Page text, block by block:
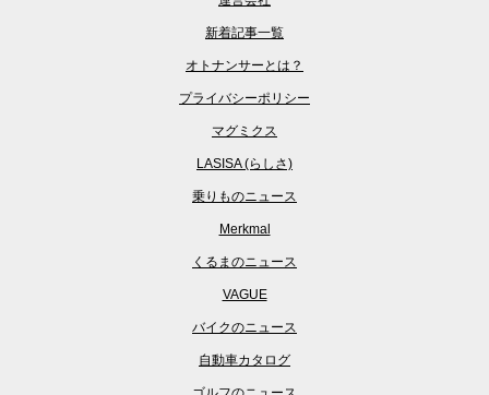
新着記事一覧
オトナンサーとは？
プライバシーポリシー
マグミクス
LASISA (らしさ)
乗りものニュース
Merkmal
くるまのニュース
VAGUE
バイクのニュース
自動車カタログ